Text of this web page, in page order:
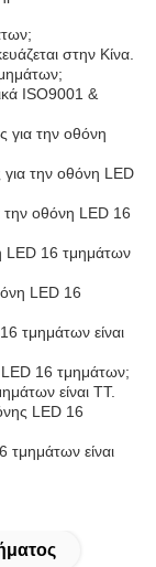
στην Κίνα.
ISO9001 &
για την οθόνη
την οθόνη LED
την οθόνη LED 16
LED 16 τμημάτων
LED 16
τμημάτων είναι
LED 16 τμημάτων;
είναι TT.
LED 16
είναι